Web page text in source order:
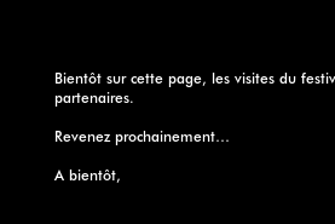
Bientôt sur cette page, les visites du
partenaires.
Revenez prochainement…
A bientôt,